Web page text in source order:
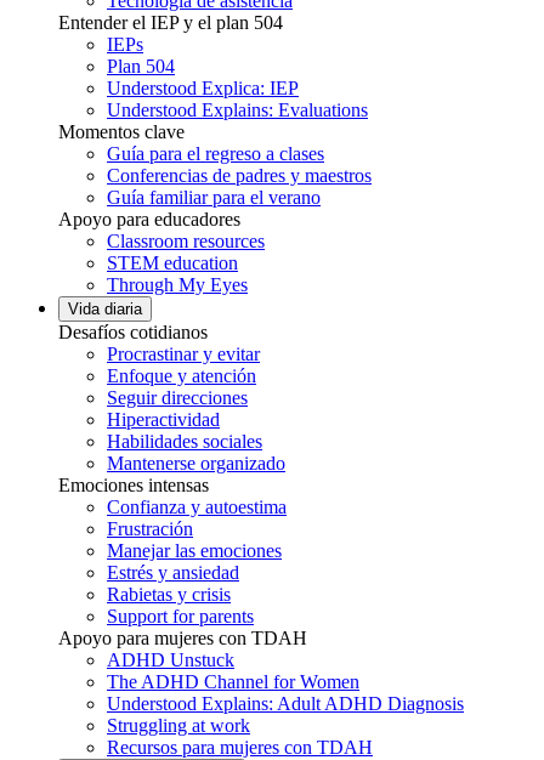
Entender el IEP y el plan 504
IEPs
Plan 504
Understood Explica: IEP
Understood Explains: Evaluations
Momentos clave
Guía para el regreso a clases
Conferencias de padres y maestros
Guía familiar para el verano
Apoyo para educadores
Classroom resources
STEM education
Through My Eyes
Vida diaria
Desafíos cotidianos
Procrastinar y evitar
Enfoque y atención
Seguir direcciones
Hiperactividad
Habilidades sociales
Mantenerse organizado
Emociones intensas
Confianza y autoestima
Frustración
Manejar las emociones
Estrés y ansiedad
Rabietas y crisis
Support for parents
Apoyo para mujeres con TDAH
ADHD Unstuck
The ADHD Channel for Women
Understood Explains: Adult ADHD Diagnosis
Struggling at work
Recursos para mujeres con TDAH